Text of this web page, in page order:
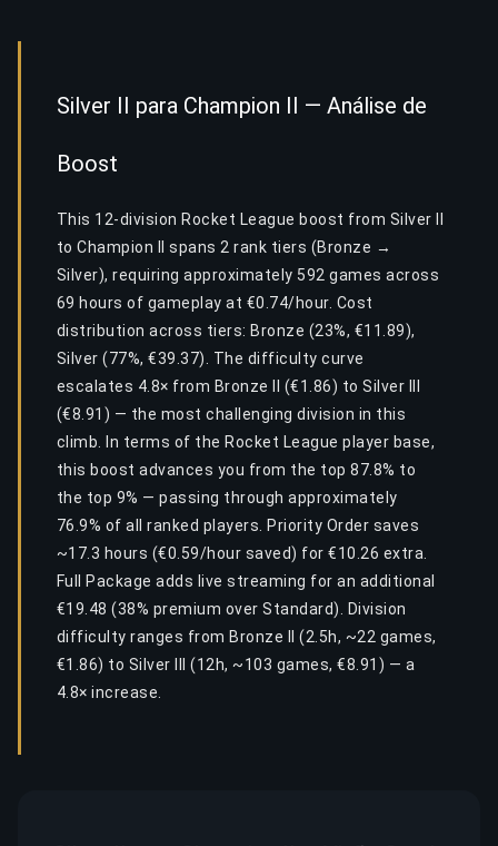
Silver II para Champion II — Análise de
Boost
This 12-division Rocket League boost from Silver II
to Champion II spans 2 rank tiers (Bronze →
Silver), requiring approximately 592 games across
69 hours of gameplay at €0.74/hour. Cost
distribution across tiers: Bronze (23%, €11.89),
Silver (77%, €39.37). The difficulty curve
escalates 4.8× from Bronze II (€1.86) to Silver III
(€8.91) — the most challenging division in this
climb. In terms of the Rocket League player base,
this boost advances you from the top 87.8% to
the top 9% — passing through approximately
76.9% of all ranked players. Priority Order saves
~17.3 hours (€0.59/hour saved) for €10.26 extra.
Full Package adds live streaming for an additional
€19.48 (38% premium over Standard). Division
difficulty ranges from Bronze II (2.5h, ~22 games,
€1.86) to Silver III (12h, ~103 games, €8.91) — a
4.8× increase.